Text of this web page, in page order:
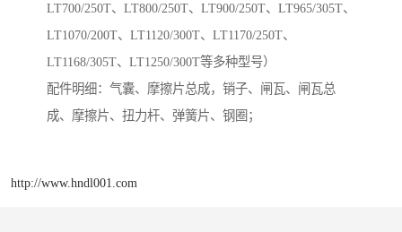
LT700/250T、LT800/250T、LT900/250T、LT965/305T、
LT1070/200T、LT1120/300T、LT1170/250T、
LT1168/305T、LT1250/300T等多种型号）
配件明细：气囊、摩擦片总成，销子、闸瓦、闸瓦总
成、摩擦片、扭力杆、弹簧片、钢圈；
http://www.hndl001.com